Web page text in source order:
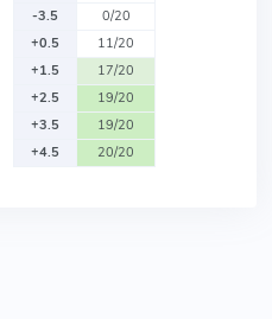
-3.5
0/20
+0.5
11/20
+1.5
17/20
+2.5
19/20
+3.5
19/20
+4.5
20/20